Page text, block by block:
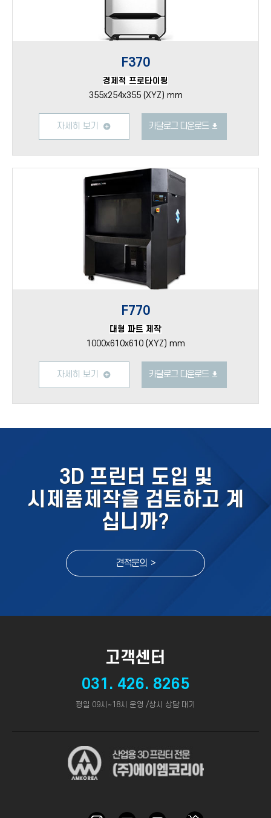
F370
경제적 프로타이핑
355x254x355 (XYZ) mm
자세히 보기 카달로그 다운로드
F770
대형 파트 제작
1000x610x610 (XYZ) mm
자세히 보기 카달로그 다운로드
3D 프린터 도입 및
시제품제작을 검토하고 계
십니까?
견적문의 >
고객센터
031. 426. 8265
평일 09시~18시 운영 /상시 상담 대기